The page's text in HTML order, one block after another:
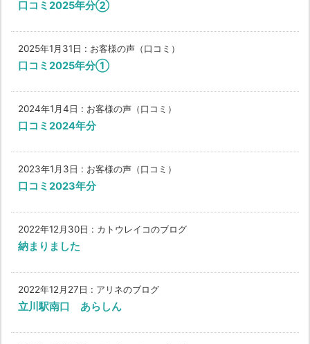
口コミ2025年分②
2025年1月31日 : お客様の声（口コミ）
口コミ2025年分①
2024年1月4日 : お客様の声（口コミ）
口コミ2024年分
2023年1月3日 : お客様の声（口コミ）
口コミ2023年分
2022年12月30日 : カトウレイコのブログ
納まりました
2022年12月27日 : アリネのブログ
立川駅南口 あらしん